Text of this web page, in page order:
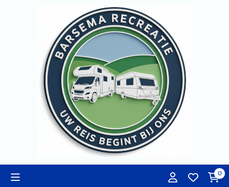
Cookievoorkeuren zijn momenteel gesloten.
0